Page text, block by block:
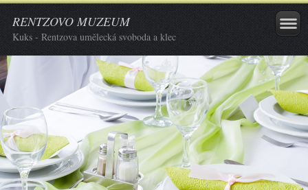
RENTZOVO MUZEUM
Kuks - Rentzova umělecká svoboda a klec